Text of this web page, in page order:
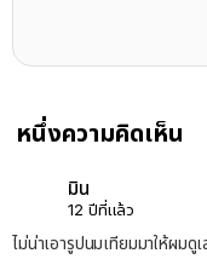
หนึ่งความคิดเห็น
มิน
12 ปีที่แล้ว
ไม่น่าเอารูปนมเทียมมาให้ผม